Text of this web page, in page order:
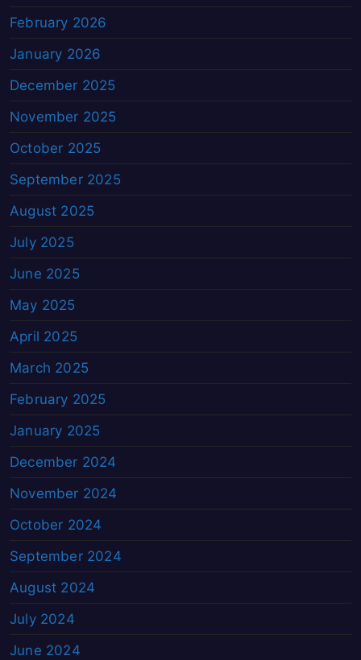
February 2026
January 2026
December 2025
November 2025
October 2025
September 2025
August 2025
July 2025
June 2025
May 2025
April 2025
March 2025
February 2025
January 2025
December 2024
November 2024
October 2024
September 2024
August 2024
July 2024
June 2024